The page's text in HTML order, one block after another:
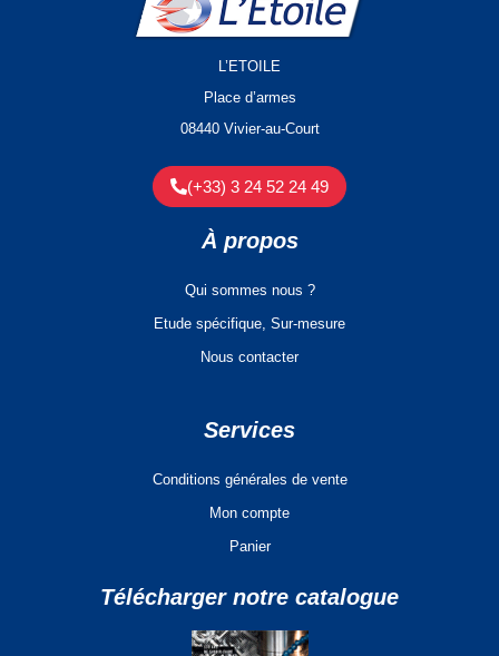
L’ETOILE
Place d’armes
08440 Vivier-au-Court
(+33) 3 24 52 24 49
À propos
Qui sommes nous ?
Etude spécifique, Sur-mesure
Nous contacter
Services
Conditions générales de vente
Mon compte
Panier
Télécharger notre catalogue